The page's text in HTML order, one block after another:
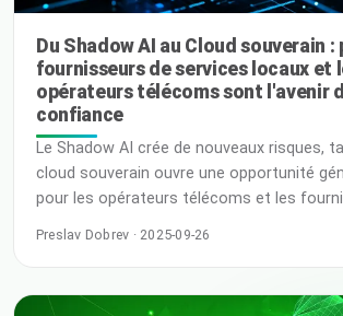
Du Shadow AI au Cloud souverain
fournisseurs de services locaux et
opérateurs télécoms sont l'avenir
confiance
Le Shadow AI crée de nouveaux risques,
cloud souverain ouvre une opportunité
pour les opérateurs télécoms et les
services. Découvrez pourquoi la
transition numérique Les secteurs du
Preslav Dobrev · 2025-09-26